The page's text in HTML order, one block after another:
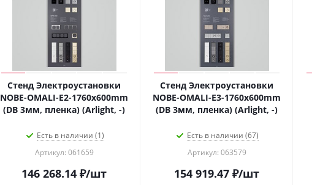
Стенд Электроустановки
NOBE-OMALI-E2-1760x600mm
(DB 3мм, пленка) (Arlight, -)
Есть в наличии (1)
Артикул: 061659
146 268.14 ₽/шт
Стенд Электроустановки
NOBE-OMALI-E3-1760x600mm
(DB 3мм, пленка) (Arlight, -)
Есть в наличии (67)
Артикул: 063579
154 919.47 ₽/шт